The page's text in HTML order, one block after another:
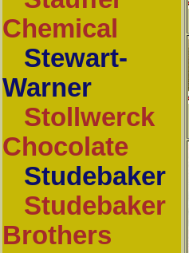
Chemical
Stewart-
Warner
Stollwerck
Chocolate
Studebaker
Studebaker
Brothers